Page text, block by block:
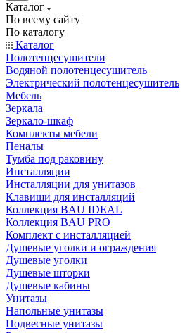
Каталог
По всему сайту
По каталогу
Каталог
Полотенцесушители
Водяной полотенцесушитель
Электрический полотенцесушитель
Мебель
Зеркала
Зеркало-шкаф
Комплекты мебели
Пеналы
Тумба под раковину
Инсталляции
Инсталляции для унитазов
Клавиши для инсталляций
Коллекция BAU IDEAL
Коллекция BAU PRO
Комплект с инсталляцией
Душевые уголки и ограждения
Душевые уголки
Душевые шторки
Душевые кабины
Унитазы
Напольные унитазы
Подвесные унитазы